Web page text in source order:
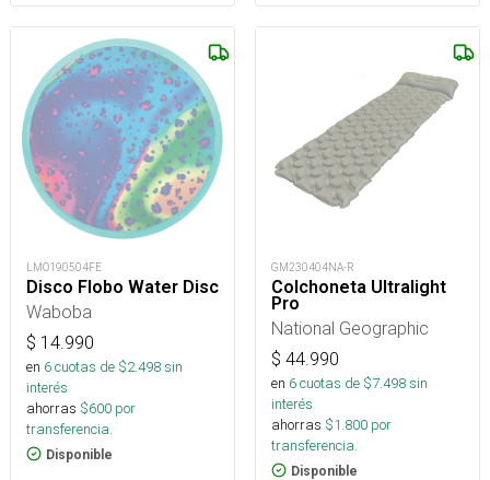
LMO190504FE
Disco Flobo Water Disc
Waboba
$ 14.990
en 6cuotas de $2.498sin
interés
ahorras $600 por
transferencia.
Disponible
GM230404NA-R
Colchoneta Ultralight
Pro
National Geographic
$ 44.990
en 6cuotas de $7.498sin
interés
ahorras $1.800 por
transferencia.
Disponible